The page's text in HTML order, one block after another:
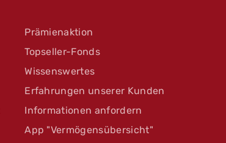
Prämienaktion
Topseller-Fonds
Wissenswertes
Erfahrungen unserer Kunden
Informationen anfordern
App "Vermögensübersicht"